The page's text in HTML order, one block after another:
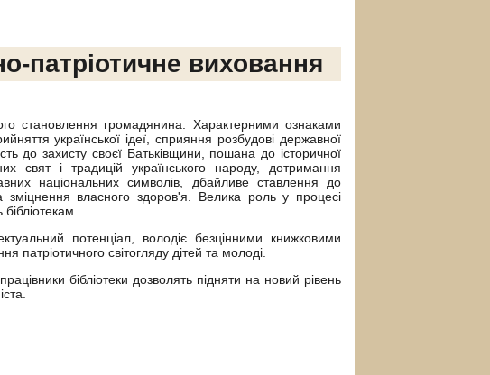
патріотичне виховання
становлення громадянина. Характерними ознаками
української ідеї, сприяння розбудові державної
до захисту своєї Батьківщини, пошана до історичної
свят і традицій українського народу, дотримання
національних символів, дбайливе ставлення до
зміцнення власного здоров'я. Велика роль у процесі
потенціал, володіє безцінними книжковими
світогляду дітей та молоді.
бібліотеки дозволять підняти на новий рівень